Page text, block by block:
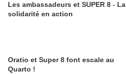
Les ambassadeurs et SUPER 8 - La
solidarité en action
Oratio et Super 8 font escale au
Quarto !